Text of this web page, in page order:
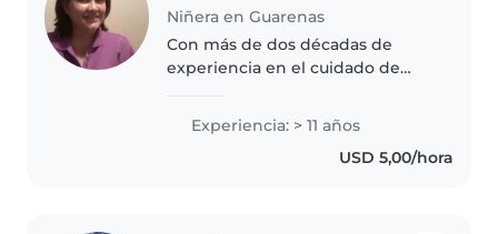
Niñera en Guarenas
Con más de dos décadas de
experiencia en el cuidado de
con niños pequeños,
preescolares y escolares. Soy
Licenciada en Educación Inicial y
Experiencia: > 11 años
USD 5,00/hora